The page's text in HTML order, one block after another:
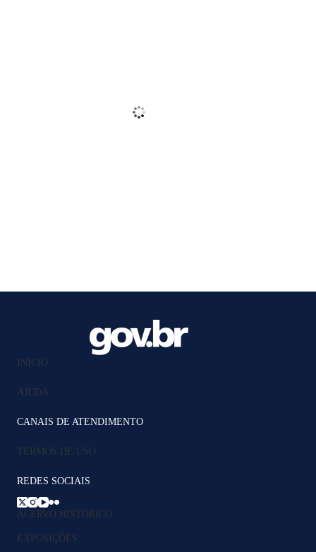
INÍCIO
AJUDA
CANAIS DE ATENDIMENTO
TERMOS DE USO
REDES SOCIAIS
ACERVO HISTÓRICO
EXPOSIÇÕES